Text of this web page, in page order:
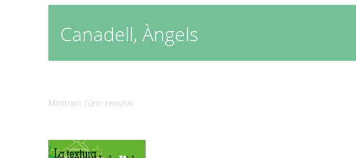
Canadell, Àngels
Mostrant l'únic resultat